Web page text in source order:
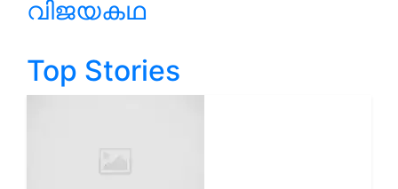
വിജയകഥ
Top Stories